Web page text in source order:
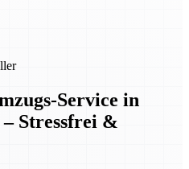
Service in
Stressfrei &